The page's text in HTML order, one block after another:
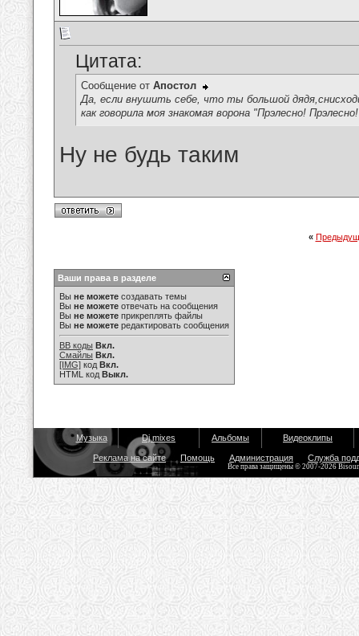
Цитата:
Сообщение от Апостол
Да, если внушить себе, что ты большой
как говорила моя знакомая ворона "Прэлесно!
Ну не будь таким
«
Ваши права в разделе
Вы не можете создавать темы
Вы не можете отвечать на сообщения
Вы не можете прикреплять файлы
Вы не можете редактировать сообщения
BB коды Вкл.
Смайлы Вкл.
[IMG] код Вкл.
HTML код Выкл.
Музыка Dj mixes Альбомы Видеоклипы
Реклама на сайте Помощь Администрация Служба
Все права защищены © 2007-2026